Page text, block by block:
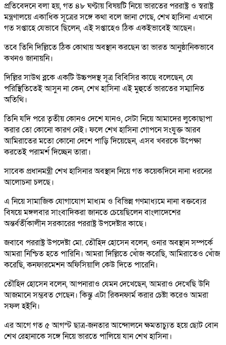
প্রতিবেদনে বলা হয়, গত ৪৮ ঘণ্টায় বিষয়টি নিয়ে ভারতের পররাষ্ট্র ও স্বরাষ্ট্র
মন্ত্রণালয়ে একাধিক সূত্রের সঙ্গে কথা বলে জানা গেছে, শেখ হাসিনা এখানে
গত সপ্তাহে যেভাবে ছিলেন, এই সপ্তাহেও ঠিক একইভাবেই আছেন।
তবে তিনি দিল্লিতে ঠিক কোথায় অবস্থান করছেন তা ভারত আনুষ্ঠানিকভাবে
কখনও জানায়নি।
দিল্লির সাউথ ব্লকে একটি উচ্চপদস্থ সূত্র বিবিসির কাছে বলেছেন, যে
পরিস্থিতিতেই আসুন না কেন, শেখ হাসিনা এই মুহুর্তে ভারতের সম্মানিত
অতিথি।
তিনি যদি পরে তৃতীয় কোনও দেশে যানও, সেটা নিয়ে আমাদের লুকোছাপা
করার তো কোনো কারণ নেই। ফলে শেখ হাসিনা গোপনে সংযুক্ত আরব
আমিরাতের মতো কোনো দেশে পাড়ি দিয়েছেন, এসব খবরকে উপেক্ষা
করতেই পরামর্শ দিচ্ছেন তারা।
সাবেক প্রধানমন্ত্রী শেখ হাসিনার অবস্থান নিয়ে গত কয়েকদিনে নানা ধরনের
আলোচনা চলছে।
এ নিয়ে সামাজিক যোগাযোগ মাধ্যম ও বিভিন্ন গণমাধ্যমে নানা বক্তব্যের
বিষয়ে মঙ্গলবার সাংবাদিকরা জানতে চেয়েছিলেন বাংলাদেশের
অন্তর্বর্তীকালীন সরকারের পররাষ্ট্র উপদেষ্টার কাছে।
জবাবে পররাষ্ট্র উপদেষ্টা মো. তৌহিদ হোসেন বলেন, ওনার অবস্থান সম্পর্কে
আমরা নিশ্চিত হতে পারিনি। আমরা দিল্লিতে খোঁজ করেছি, আমিরাতেও খোঁজ
করেছি, কনফারমেশন অফিসিয়ালি কেউ দিতে পারেনি।
তৌহিদ হোসেন বলেন, আপনারাও যেমন দেখেছেন, আমরাও দেখেছি উনি
আজমানে সম্ভবত গেছেন। কিন্তু এটা রিকনফার্ম করার চেষ্টা করেও আমরা
সফল হইনি।
এর আগে গত ৫ আগস্ট ছাত্র-জনতার আন্দোলনে ক্ষমতাচ্যুত হয়ে ছোট বোন
শেখ রেহানাকে সঙ্গে নিয়ে ভারতে পালিয়ে যান শেখ হাসিনা।